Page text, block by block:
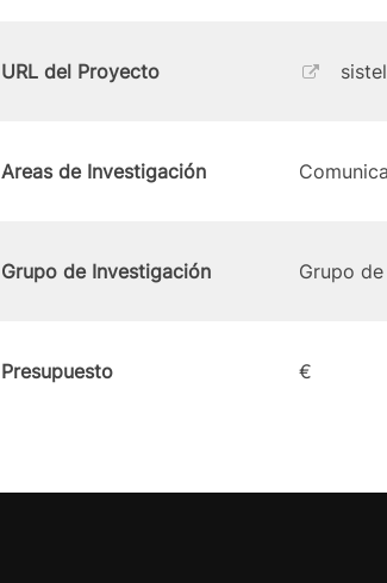
URL del Proyecto
Areas de Investigación
Grupo de Investigación Grupo
Presupuesto €